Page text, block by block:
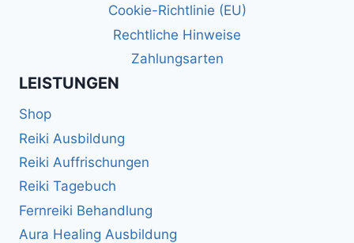
Cookie-Richtlinie (EU)
Rechtliche Hinweise
Zahlungsarten
LEISTUNGEN
Shop
Reiki Ausbildung
Reiki Auffrischungen
Reiki Tagebuch
Fernreiki Behandlung
Aura Healing Ausbildung